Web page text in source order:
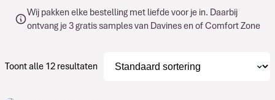
Wij pakken elke bestelling met liefde voor je in. Daarbij
ontvang je 3 gratis samples van Davines en of Comfort Zone
Toont alle 12 resultaten